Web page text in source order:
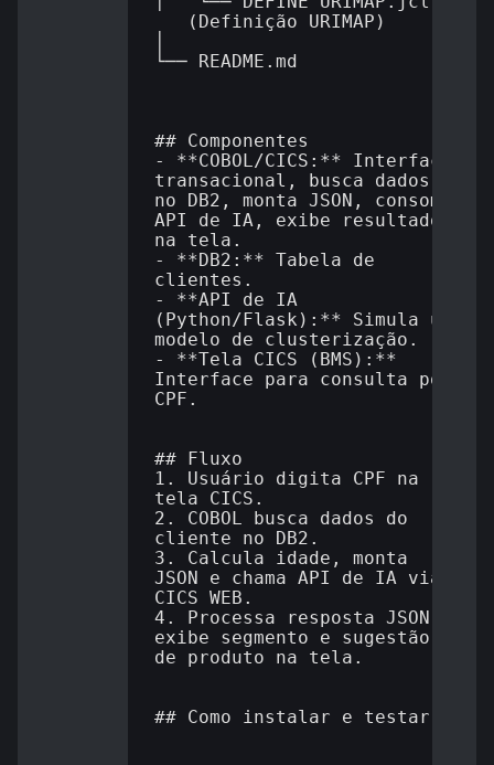
(Definição URIMAP)
└── README.md
## Componentes
- **COBOL/CICS:** Interface
transacional, busca dados
no DB2, monta JSON, consome
API de IA, exibe resultado
na tela.
- **DB2:** Tabela de
clientes.
- **API de IA
(Python/Flask):** Simula um
modelo de clusterização.
- **Tela CICS (BMS):**
Interface para consulta por
CPF.
## Fluxo
1. Usuário digita CPF na
tela CICS.
2. COBOL busca dados do
cliente no DB2.
3. Calcula idade, monta
JSON e chama API de IA via
CICS WEB.
4. Processa resposta JSON e
exibe segmento e sugestão
de produto na tela.
## Como instalar e testar